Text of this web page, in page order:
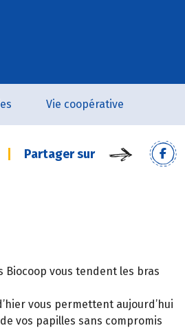
Vie coopérative
Partager sur
Biocoop vous tendent les bras
vous permettent aujourd’hui
vos papilles sans compromis